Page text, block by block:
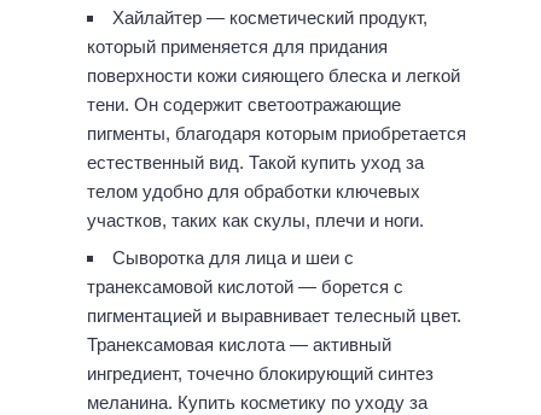
Хайлайтер — косметический продукт,
который применяется для придания
поверхности кожи сияющего блеска и легкой
тени. Он содержит светоотражающие
пигменты, благодаря которым приобретается
естественный вид. Такой купить уход за
телом удобно для обработки ключевых
участков, таких как скулы, плечи и ноги.
Сыворотка для лица и шеи с
транексамовой кислотой — борется с
пигментацией и выравнивает телесный цвет.
Транексамовая кислота — активный
ингредиент, точечно блокирующий синтез
меланина. Купить косметику по уходу за